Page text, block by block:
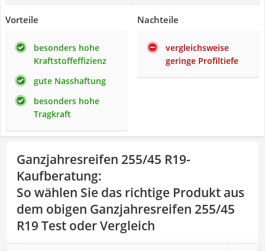
Vorteile
besonders hohe
Kraftstoffeffizienz
gute Nasshaftung
besonders hohe
Tragkraft
Nachteile
vergleichsweise
geringe Profiltiefe
Ganzjahresreifen 255/45 R19-
Kaufberatung:
So wählen Sie das richtige Produkt aus
dem obigen Ganzjahresreifen 255/45
R19 Test oder Vergleich